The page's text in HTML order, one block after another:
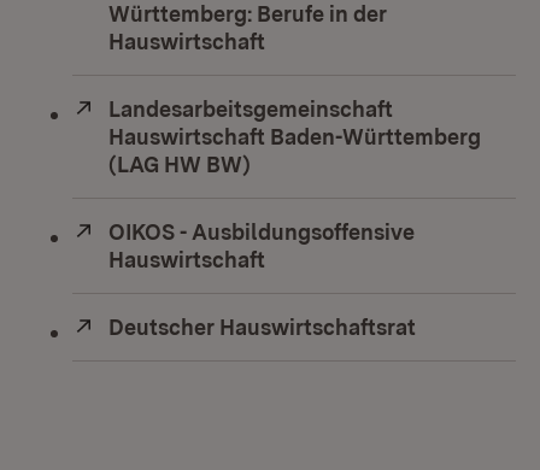
Württemberg: Berufe in der
Hauswirtschaft
Extern:
Landesarbeitsgemeinschaft
Hauswirtschaft Baden-Württemberg
(LAG HW BW)
Extern:
OIKOS - Ausbildungsoffensive
Hauswirtschaft
Extern:
Deutscher Hauswirtschaftsrat